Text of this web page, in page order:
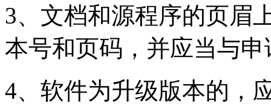
3、文档和源程序的页眉
本号和页码，并应当与
4、软件为升级版本的，